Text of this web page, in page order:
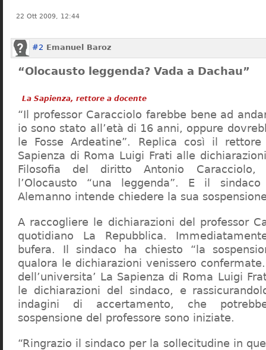
22 Ott 2009, 12:44
#2 Emanuel Baroz
“Olocausto leggenda? Vada a Dachau”
La Sapienza, rettore a docente
“Il professor Caracciolo farebbe bene ad
io sono stato all’età di 16 anni, oppure
le Fosse Ardeatine”. Replica così il rettore
Sapienza di Roma Luigi Frati alle
Filosofia del diritto Antonio
l’Olocausto “una leggenda”. E il
Alemanno intende chiedere la sua
A raccogliere le dichiarazioni del professor
quotidiano La Repubblica.
bufera. Il sindaco ha chiesto “la
qualora le dichiarazioni venissero
dell’universita’ La Sapienza di Roma Luigi
le dichiarazioni del sindaco, e
indagini di accertamento, che
sospensione del professore sono iniziate.
“Ringrazio il sindaco per la sollecitudine in